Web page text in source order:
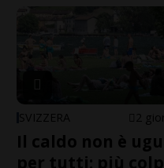
SVIZZERA 2
Il caldo non è
per tutti: più